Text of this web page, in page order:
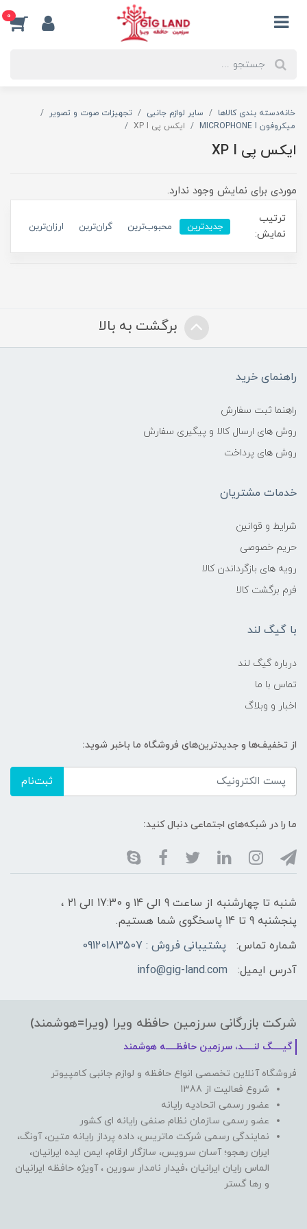
0
خانهدسته بندی کالاها سایر لوازم جانبی
تجهیزات صوت و تصویر
میکروفون MICROPHONE I
ایکس پی XP I
ایکس پی XP I
موردی برای نمایش وجود ندارد.
ترتیب
نمایش:
جدیدترین محبوب‌ترین گران‌ترین ارزان‌ترین
برگشت به بالا
راهنمای خرید
راهنما ثبت سفارش
روش های ارسال کالا و پیگیری سفارش
روش های پرداخت
خدمات مشتریان
شرایط و قوانین
حریم خصوصی
رویه های بازگرداندن کالا
فرم برگشت کالا
با گیگ لند
درباره گیگ لند
تماس با ما
اخبار و وبلاگ
از تخفیف‌ها و جدیدترین‌های فروشگاه ما باخبر شوید:
ثبت‌نام
ما را در شبکه‌های اجتماعی دنبال کنید:
شنبه تا چهارشنبه از ساعت 9 الی ۱4 و 17:30 الی ۲1 ،
پنجشنبه 9 تا 14 پاسخگوی شما هستیم.
شماره تماس:
پشتیبانی فروش : 09120183507
آدرس ایمیل:
info@gig-land.com
شرکت بازرگانی سرزمین حافظه ویرا (ویرا=هوشمند)
گیـــــگ لنـــــد، سرزمین حافظـــــه هوشمند
فروشگاه آنلاین تخصصی انواع حافظه و لوازم جانبی کامپیوتر
شروع فعالیت از 1388
عضور رسمی اتحادیه رایانه
عضو رسمی سازمان نظام صنفی رایانه ای کشور
نمایندگی رسمی شرکت ماتریس، داده پرداز رایانه متین، آونگ،
ایران رهجو؛ آسان سرویس، سازگار ارقام، ایمن ایده ایرانیان،
الماس رایان ایرانیان ،فیدار نامدار سورین ، آویژه حافظه ایرانیان
و رها گستر